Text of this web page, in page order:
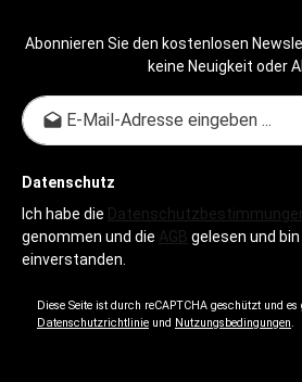
Abonnieren Sie den kostenlosen
keine Neuigkeit oder
Datenschutz
Ich habe die
genommen und die AGB gelesen und
einverstanden.
Diese Seite ist durch reCAPTCHA geschützt und es
Datenschutzrichtlinie und Nutzungsbedingungen.